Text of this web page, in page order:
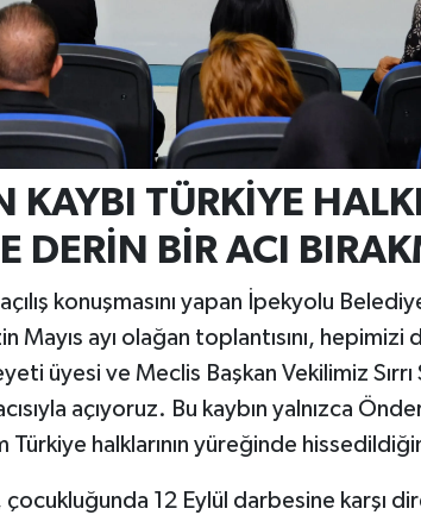
KAYBI TÜRKİYE
DERİN BİR ACI
konuşmasını yapan İpekyolu
Mayıs ayı olağan toplantısını,
üyesi ve Meclis Başkan Vekilimiz
açıyoruz. Bu kaybın yalnızca
halklarının yüreğinde
çocukluğunda 12 Eylül darbesine karşı